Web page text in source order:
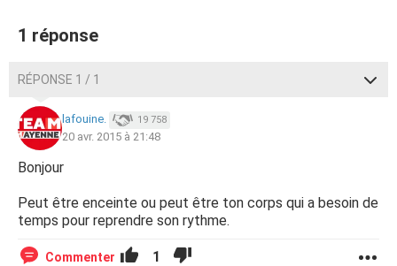
1 réponse
RÉPONSE 1 / 1
lafouine. 19 758
20 avr. 2015 à 21:48
Bonjour
Peut être enceinte ou peut être ton corps qui a besoin de
temps pour reprendre son rythme.
Commenter 1